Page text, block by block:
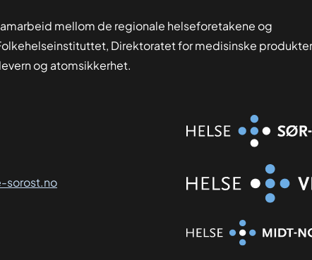
mellom de regionale helseforetakene og
Direktoratet for medisinske
og atomsikkerhet.
sorost.no